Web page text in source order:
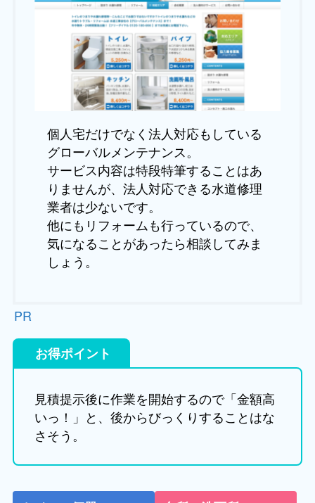
個人宅だけでなく法人対応もしている
グローバルメンテナンス。
サービス内容は特段特筆することはあ
りませんが、法人対応できる水道修理
業者は少ないです。
他にもリフォームも行っているので、
気になることがあったら相談してみま
しょう。
PR
お得ポイント
見積提示後に作業を開始するので「金額高
いっ！」と、後からびっくりすることはな
さそう。